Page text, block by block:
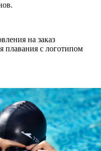
на заказ
плавания с логотипом